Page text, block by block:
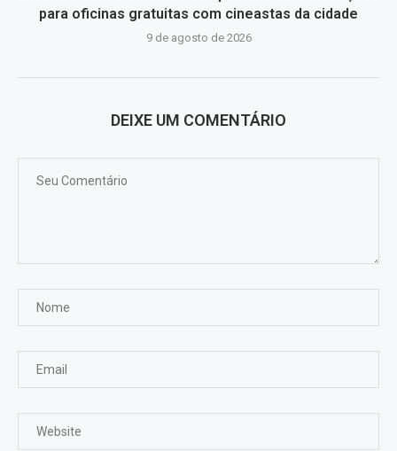
para oficinas gratuitas com cineastas da cidade
9 de agosto de 2026
DEIXE UM COMENTÁRIO